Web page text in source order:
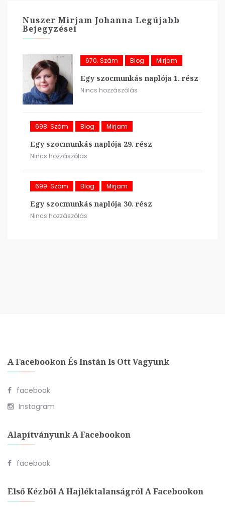
Nuszer Mirjam Johanna Legújabb
Bejegyzései
670. Szám Blog Mirjam
Egy szocmunkás naplója 1. rész
Nincs hozzászólás
698. Szám Blog Mirjam
Egy szocmunkás naplója 29. rész
Nincs hozzászólás
699. Szám Blog Mirjam
Egy szocmunkás naplója 30. rész
Nincs hozzászólás
A Facebookon És Instán Is Ott Vagyunk
facebook
Instagram
Alapítványunk A Facebookon
facebook
Első Kézből A Hajléktalanságról A Facebookon